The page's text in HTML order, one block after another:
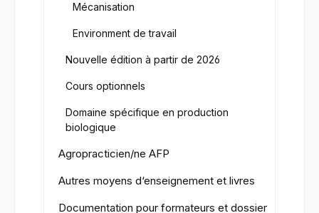
Mécanisation
Environment de travail
Nouvelle édition à partir de 2026
Cours optionnels
Domaine spécifique en production
biologique
Agropracticien/ne AFP
Autres moyens d‘enseignement et livres
Documentation pour formateurs et dossier